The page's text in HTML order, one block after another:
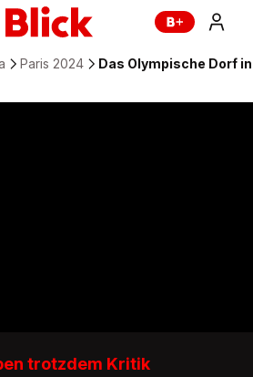
Paris 2024 Das Olympische Dorf
trotzdem Kritik